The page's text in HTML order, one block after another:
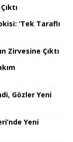
’Tek Taraflı
Zirvesine Çıktı
Gözler Yeni
Yeni